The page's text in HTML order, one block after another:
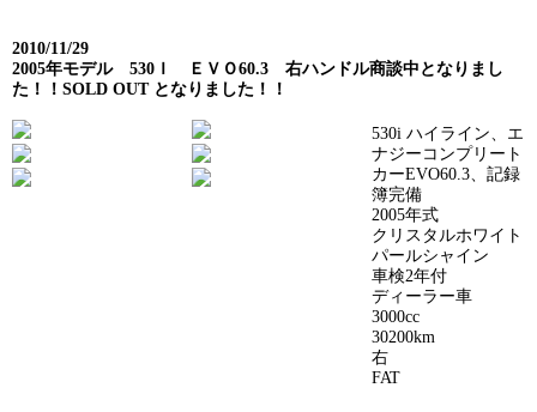
2010/11/29
2005年モデル 530Ｉ ＥＶＯ60.3 右ハンドル商談中となりまし
た！！SOLD OUT となりました！！
530i ハイライン、エ
ナジーコンプリート
カーEVO60.3、記録
簿完備
2005年式
クリスタルホワイト
パールシャイン
車検2年付
ディーラー車
3000cc
30200km
右
FAT